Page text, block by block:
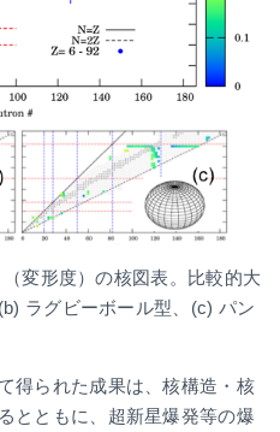
変形度）の核図表。比較的大
ラグビーボール型、(c) パン
得られた成果は、核構造・核
とともに、超新星爆発等の爆